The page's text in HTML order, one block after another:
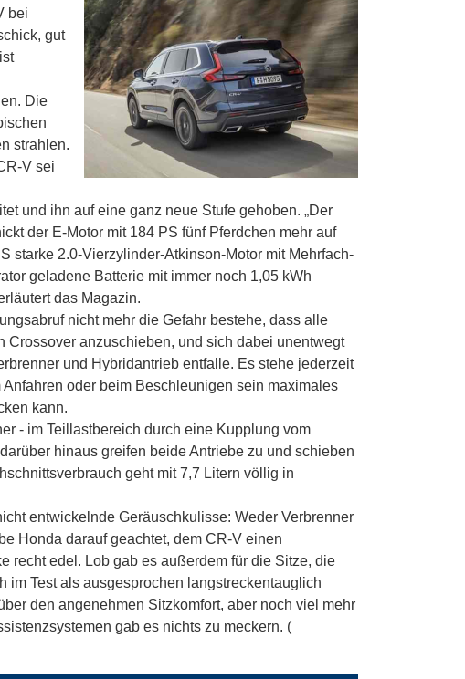
bei
gut
Die
strahlen.
V sei
und ihn auf eine ganz neue Stufe gehoben. „Der
der E-Motor mit 184 PS fünf Pferdchen mehr auf
starke 2.0-Vierzylinder-Atkinson-Motor mit Mehrfach-
geladene Batterie mit immer noch 1,05 kWh
das Magazin.
nicht mehr die Gefahr bestehe, dass alle
Crossover anzuschieben, und sich dabei unentwegt
und Hybridantrieb entfalle. Es stehe jederzeit
oder beim Beschleunigen sein maximales
kann.
- im Teillastbereich durch eine Kupplung vom
hinaus greifen beide Antriebe zu und schieben
geht mit 7,7 Litern völlig in
entwickelnde Geräuschkulisse: Weder Verbrenner
Honda darauf geachtet, dem CR-V einen
recht edel. Lob gab es außerdem für die Sitze, die
im Test als ausgesprochen langstreckentauglich
den angenehmen Sitzkomfort, aber noch viel mehr
gab es nichts zu meckern. (